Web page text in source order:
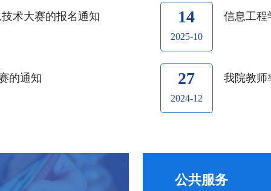
术大赛的报名通知
的通知
14
2025-10
信息工程
27
2024-12
我院教师
公共服务